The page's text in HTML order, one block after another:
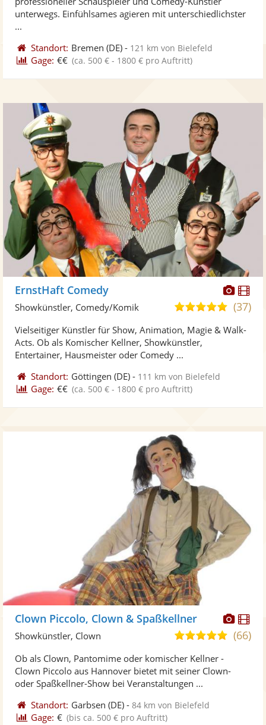
Sternen
unterwegs. Einfühlsames agieren mit unterschiedlichster
...
Standort: Bremen (DE) - 121 km von Bielefeld
Gage: €€ (ca. 500 € - 1800 € pro Auftritt)
Fotos
ErnstHaft Comedy
4,9
5
(37)
Showkünstler, Comedy/Komik
Vielseitiger Künstler für Show, Animation, Magie & Walk-
Acts. Ob als Komischer Kellner, Showkünstler,
Entertainer, Hausmeister oder Comedy ...
Standort: Göttingen (DE) - 111 km von Bielefeld
Gage: €€ (ca. 500 € - 1800 € pro Auftritt)
Clown Piccolo, Clown & Spaßkellner
5,0(66)
Showkünstler, Clown
Ob als Clown, Pantomime oder komischer Kellner -
Clown Piccolo aus Hannover bietet mit seiner Clown-
oder Spaßkellner-Show bei Veranstaltungen ...
Standort: Garbsen (DE) -84 km von Bielefeld
Gage: € (bis ca. 500 € pro Auftritt)